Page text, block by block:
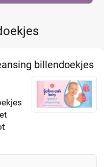
billendoekjes